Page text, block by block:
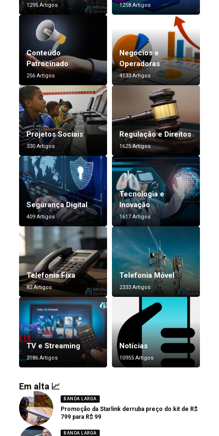
1295 Artigos 1258 Artigos
Conteúdo
Patrocinado
256 Artigos
Negócios e
Operadoras
4133 Artigos
Projetos Sociais
330 Artigos
Regulação e Direitos
1625 Artigos
Segurança Digital
409 Artigos
Tecnologia e
Inovação
1617 Artigos
Telefonia Fixa
82 Artigos
Telefonia Móvel
2333 Artigos
TV e Streaming
3186 Artigos
Notícias
10955 Artigos
Em alta 📈
BANDA LARGA
Promoção da Starlink derruba preço do kit de R$
799 para R$ 99
BANDA LARGA